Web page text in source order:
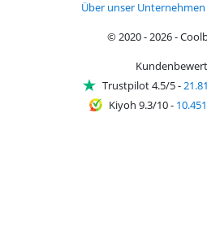
Über unser Unternehmen
© 2020 - 2026 -
Trustpilot 4.5/5-
Kiyoh 9.3/10-